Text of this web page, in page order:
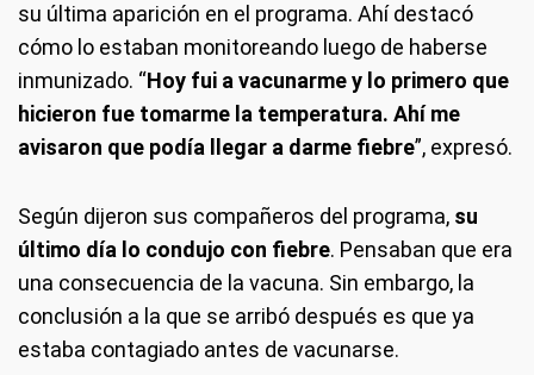
su última aparición en el programa. Ahí destacó
cómo lo estaban monitoreando luego de haberse
inmunizado. “Hoy fui a vacunarme y lo primero que
hicieron fue tomarme la temperatura. Ahí me
avisaron que podía llegar a darme fiebre”, expresó.
Según dijeron sus compañeros del programa, su
último día lo condujo con fiebre. Pensaban que era
una consecuencia de la vacuna. Sin embargo, la
conclusión a la que se arribó después es que ya
estaba contagiado antes de vacunarse.